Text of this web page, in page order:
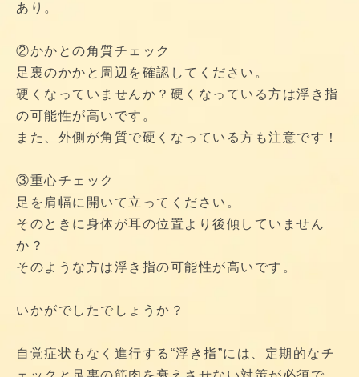
あり。
②かかとの角質チェック
足裏のかかと周辺を確認してください。
硬くなっていませんか？硬くなっている方は浮き指
の可能性が高いです。
また、外側が角質で硬くなっている方も注意です！
③重心チェック
足を肩幅に開いて立ってください。
そのときに身体が耳の位置より後傾していません
か？
そのような方は浮き指の可能性が高いです。
いかがでしたでしょうか？
自覚症状もなく進行する“浮き指”には、定期的なチ